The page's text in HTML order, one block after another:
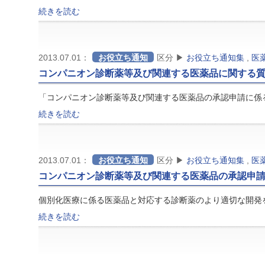
続きを読む
2013.07.01： お役立ち通知 区分 ▶ お役立ち通知集 医
コンパニオン診断薬等及び関連する医薬品に関する
「コンパニオン診断薬等及び関連する医薬品の承認申請に
続きを読む
2013.07.01： お役立ち通知 区分 ▶ お役立ち通知集 医
コンパニオン診断薬等及び関連する医薬品の承認申
個別化医療に係る医薬品と対応する診断薬のより適切な開
続きを読む